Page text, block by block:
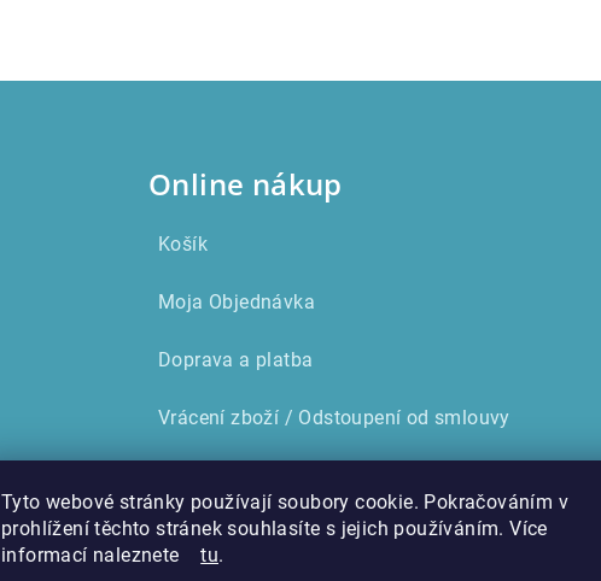
Tyto webové stránky používají soubory cookie. Pokračováním v
prohlížení těchto stránek souhlasíte s jejich používáním. Více
informací naleznetetu.
Online nákup
Košík
Moja Objednávka
Doprava a platba
Vrácení zboží / Odstoupení od smlouvy
GDPR